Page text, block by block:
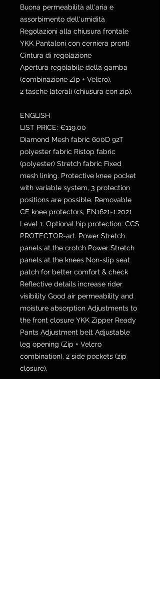
Buona permeabilità all'aria e
assorbimento dell'umidità
Regolazioni alla chiusura frontale
YKK Pantaloni con cerniera pronti
Cintura di regolazione
Apertura regolabile della gamba
(combinazione Zip + Velcro).
2 tasche laterali (chiusura con zip).
ENGLISH
LIST PRICE: €119.00
Diamond Mesh fabric 600D 92T
polyester fabric Ristop fabric
(polyester) Stretch fabric Fixed
mesh lining. Protective knee pocket
with variable system, 3 protection
positions are possible. Removable
CE knee protectors, EN1621-1:2021
Level 1. Optional hip protection: CCS
PROTECTOR-art. Power Stretch
panels at the crotch Power Stretch
panels at the knees Non-slip seat
patch for better comfort & check
Reflective details increase rider
visibility Good air permeability and
moisture absorption Adjustments to
the front closure YKK Zipper Ready
Pants Adjustment belt Adjustable
leg opening (Zip + Velcro
combination). 2 side pockets (zip
closure).